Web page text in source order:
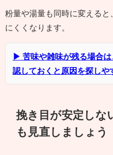
粉量や湯量も同時に変えると
にくくなります。
▶ 苦味や雑味が残る場合
認しておくと原因を探しや
挽き目が安定しな
も見直しましょう